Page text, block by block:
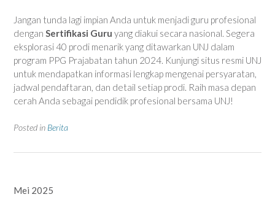
Jangan tunda lagi impian Anda untuk menjadi guru profesional
dengan Sertifikasi Guru yang diakui secara nasional. Segera
eksplorasi 40 prodi menarik yang ditawarkan UNJ dalam
program PPG Prajabatan tahun 2024. Kunjungi situs resmi UNJ
untuk mendapatkan informasi lengkap mengenai persyaratan,
jadwal pendaftaran, dan detail setiap prodi. Raih masa depan
cerah Anda sebagai pendidik profesional bersama UNJ!
Posted in Berita
Mei 2025